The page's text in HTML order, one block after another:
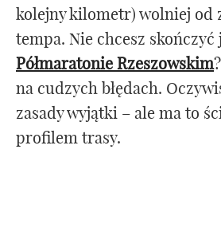
kolejny kilometr) wolniej od
tempa. Nie chcesz skończyć
Półmaratonie Rzeszowskim
na cudzych błędach.
zasady wyjątki – ale ma to
profilem trasy.